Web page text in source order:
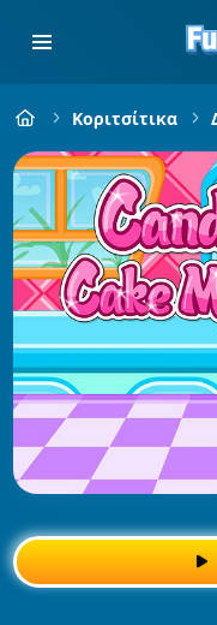
Κοριτσίτικα